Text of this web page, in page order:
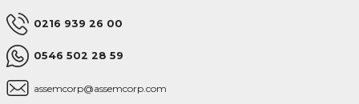
0216 939 26 00
0546 502 28 59
assemcorp@assemcorp.com